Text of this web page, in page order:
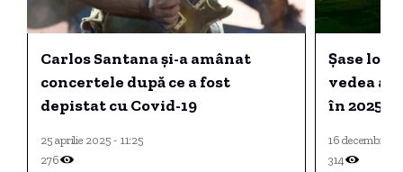
Carlos Santana și-a amânat
concertele după ce a fost
depistat cu Covid-19
25 aprilie 2025 - 11:25
276
Șase
vedea
în 2025
16 decembrie
314